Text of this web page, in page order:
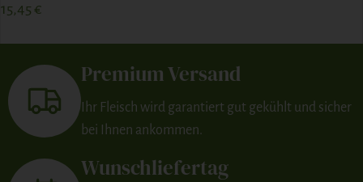
15,45 €
Premium Versand
Ihr Fleisch wird garantiert gut gekühlt und sicher
bei Ihnen ankommen.
Wunschliefertag